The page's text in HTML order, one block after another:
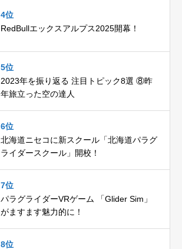
4位
RedBullエックスアルプス2025開幕！
5位
2023年を振り返る 注目トピック8選 ⑧昨
年旅立った空の達人
6位
北海道ニセコに新スクール「北海道パラグ
ライダースクール」開校！
7位
パラグライダーVRゲーム 「Glider Sim」
がますます魅力的に！
8位